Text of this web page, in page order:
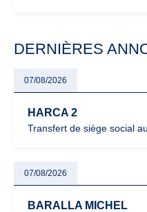
DERNIÈRES
07/08/2026
HARCA 2
Transfert de siège social
07/08/2026
BARALLA MICHEL